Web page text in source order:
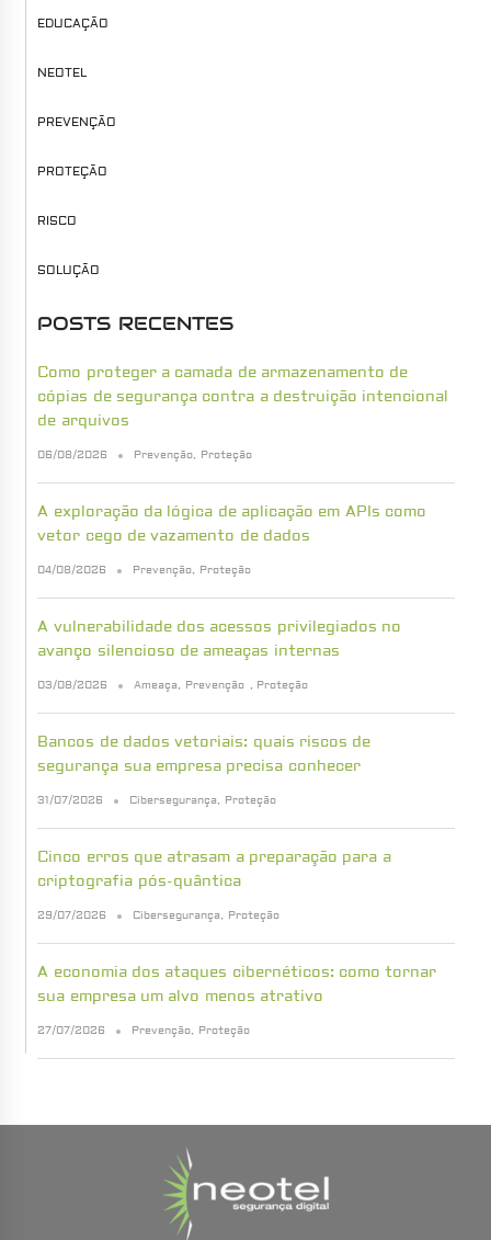
EDUCAÇÃO
NEOTEL
PREVENÇÃO
PROTEÇÃO
RISCO
SOLUÇÃO
POSTS RECENTES
Como proteger a camada de armazenamento de
cópias de segurança contra a destruição intencional
de arquivos
06/08/2026 Prevenção, Proteção
A exploração da lógica de aplicação em APIs como
vetor cego de vazamento de dados
04/08/2026 Prevenção, Proteção
A vulnerabilidade dos acessos privilegiados no
avanço silencioso de ameaças internas
03/08/2026 Ameaça, Prevenção , Proteção
Bancos de dados vetoriais: quais riscos de
segurança sua empresa precisa conhecer
31/07/2026 Cibersegurança, Proteção
Cinco erros que atrasam a preparação para a
criptografia pós-quântica
29/07/2026 Cibersegurança, Proteção
A economia dos ataques cibernéticos: como tornar
sua empresa um alvo menos atrativo
27/07/2026 Prevenção, Proteção